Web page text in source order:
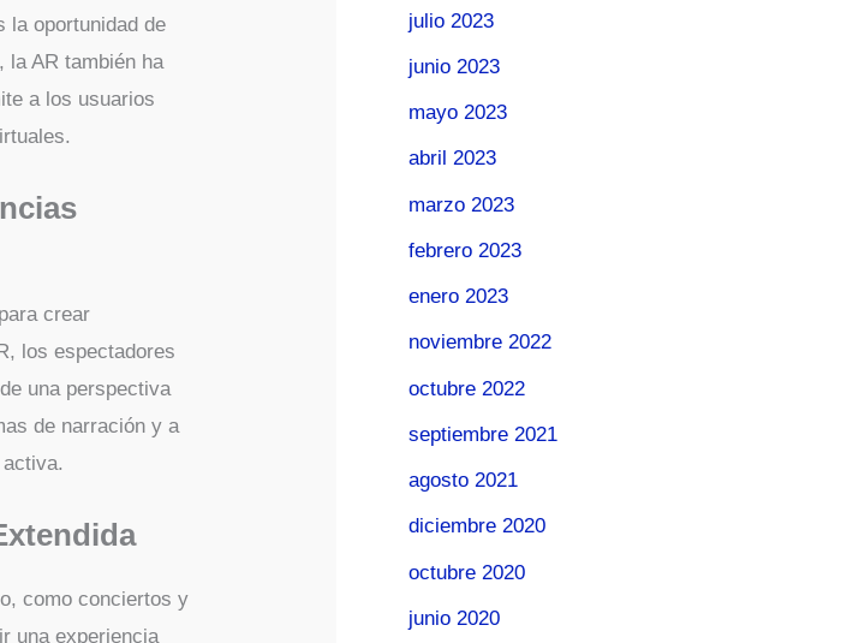
la oportunidad de
la AR también ha
a los usuarios
crear
los espectadores
una perspectiva
de narración y a
como conciertos y
una experiencia
julio 2023
junio 2023
mayo 2023
abril 2023
marzo 2023
febrero 2023
enero 2023
noviembre 2022
octubre 2022
septiembre 2021
agosto 2021
diciembre 2020
octubre 2020
junio 2020